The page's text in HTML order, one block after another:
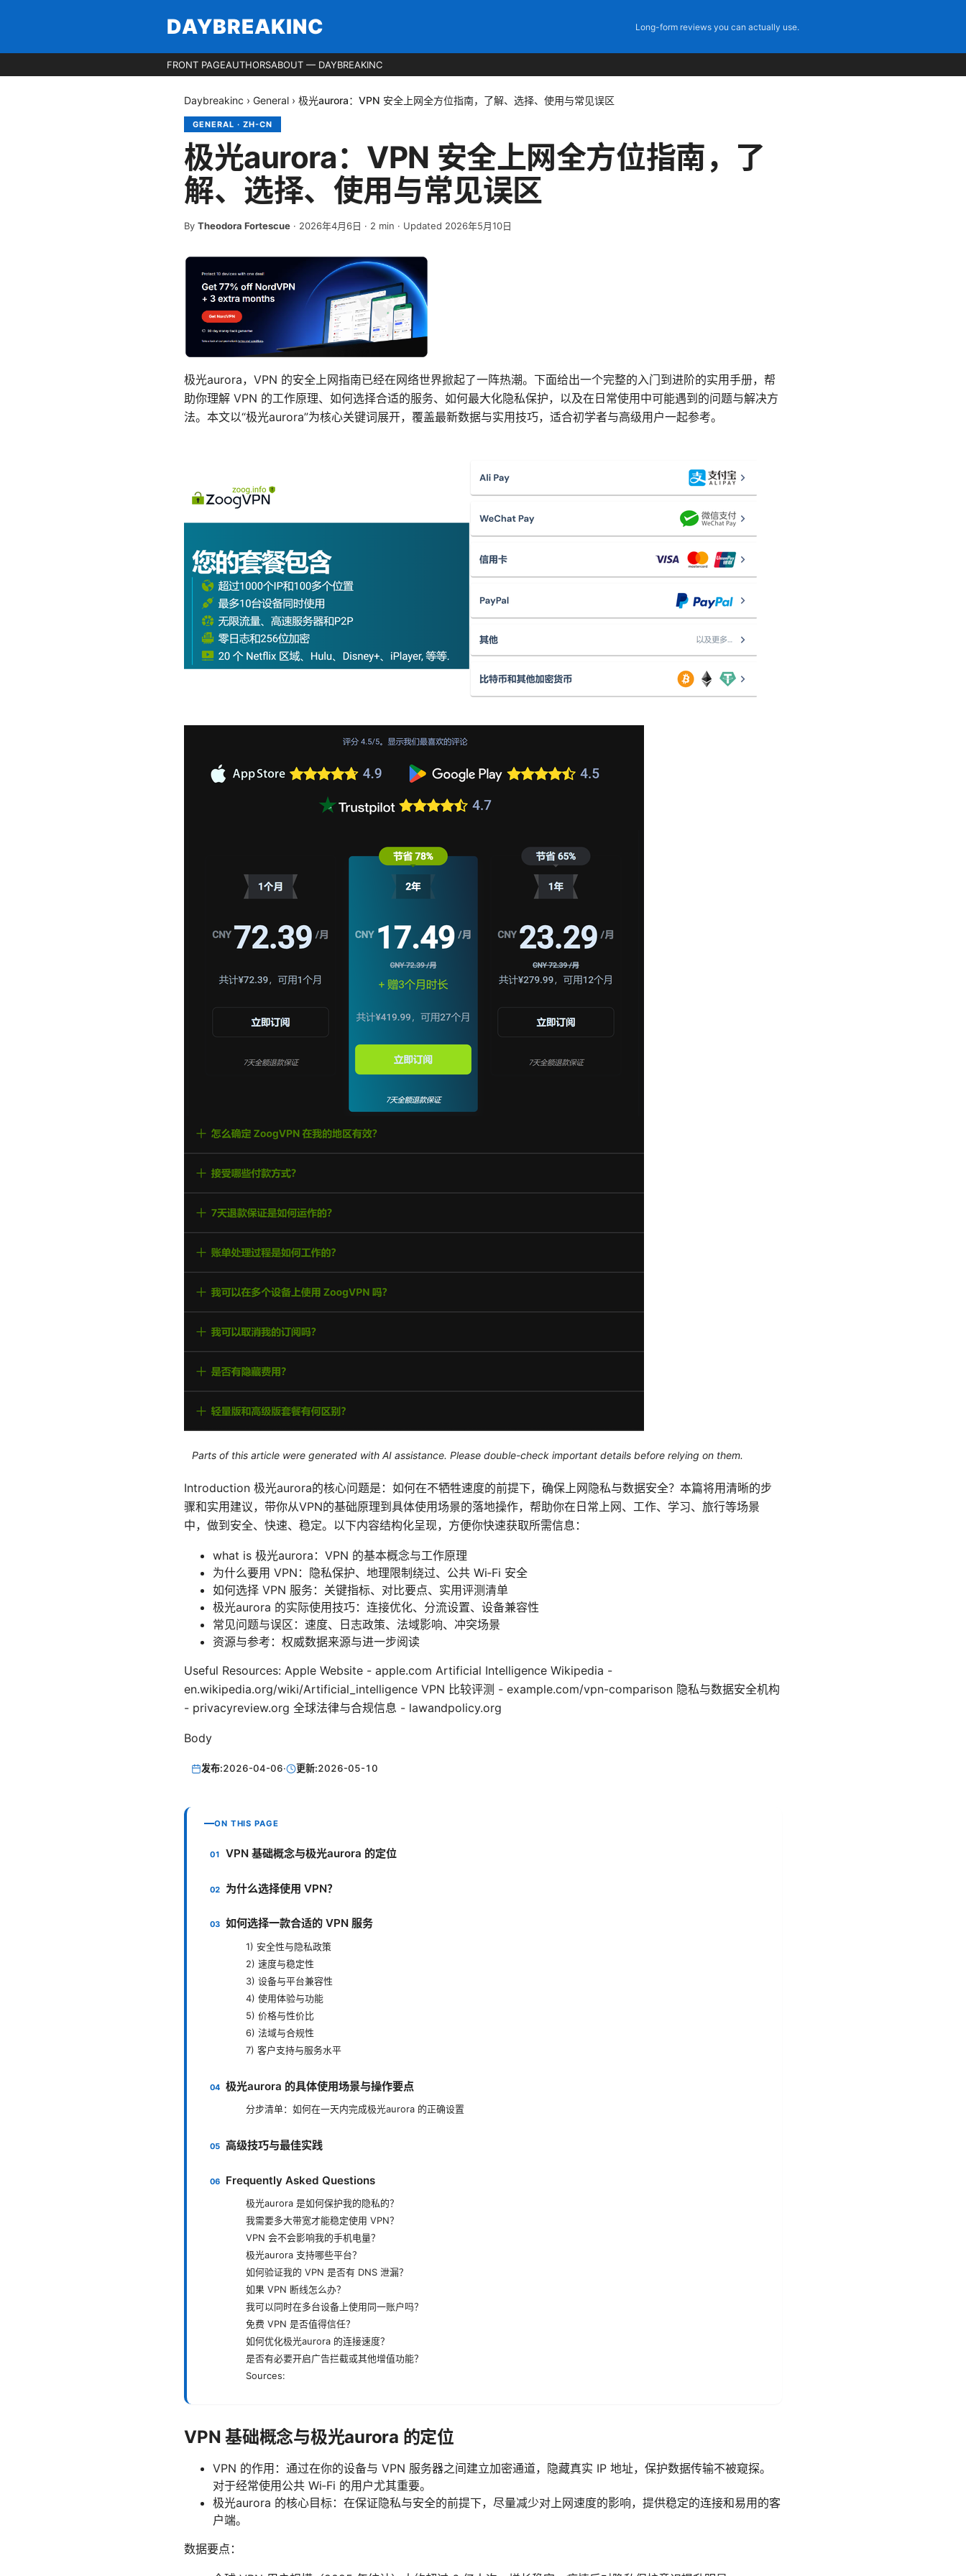
DAYBREAKINC Long-form reviews you can actually use.
FRONT PAGEAUTHORSABOUT — DAYBREAKINC
Daybreakinc › General › 极光aurora：VPN 安全上网全方位指南，了解、选择、使用与常见误区
GENERAL · ZH-CN
极光aurora：VPN 安全上网全方位指南，了
解、选择、使用与常见误区
By Theodora Fortescue · 2026年4月6日 · 2 min · Updated 2026年5月10日
极光aurora，VPN 的安全上网指南已经在网络世界掀起了一阵热潮。下面给出一个完整的入门到进阶的实用手册，帮
助你理解 VPN 的工作原理、如何选择合适的服务、如何最大化隐私保护，以及在日常使用中可能遇到的问题与解决方
法。本文以“极光aurora”为核心关键词展开，覆盖最新数据与实用技巧，适合初学者与高级用户一起参考。
Parts of this article were generated with AI assistance. Please double-check important details before relying on them.
Introduction 极光aurora的核心问题是：如何在不牺牲速度的前提下，确保上网隐私与数据安全？本篇将用清晰的步
骤和实用建议，带你从VPN的基础原理到具体使用场景的落地操作，帮助你在日常上网、工作、学习、旅行等场景
中，做到安全、快速、稳定。以下内容结构化呈现，方便你快速获取所需信息：
what is 极光aurora：VPN 的基本概念与工作原理
为什么要用 VPN：隐私保护、地理限制绕过、公共 Wi‑Fi 安全
如何选择 VPN 服务：关键指标、对比要点、实用评测清单
极光aurora 的实际使用技巧：连接优化、分流设置、设备兼容性
常见问题与误区：速度、日志政策、法域影响、冲突场景
资源与参考：权威数据来源与进一步阅读
Useful Resources: Apple Website - apple.com Artificial Intelligence Wikipedia -
en.wikipedia.org/wiki/Artificial_intelligence VPN 比较评测 - example.com/vpn-comparison 隐私与数据安全机构
- privacyreview.org 全球法律与合规信息 - lawandpolicy.org
Body
发布:2026-04-06· 更新:2026-05-10
ON THIS PAGE
VPN 基础概念与极光aurora 的定位
为什么选择使用 VPN？
如何选择一款合适的 VPN 服务
1) 安全性与隐私政策
2) 速度与稳定性
3) 设备与平台兼容性
4) 使用体验与功能
5) 价格与性价比
6) 法域与合规性
7) 客户支持与服务水平
极光aurora 的具体使用场景与操作要点
分步清单：如何在一天内完成极光aurora 的正确设置
高级技巧与最佳实践
Frequently Asked Questions
极光aurora 是如何保护我的隐私的？
我需要多大带宽才能稳定使用 VPN？
VPN 会不会影响我的手机电量？
极光aurora 支持哪些平台？
如何验证我的 VPN 是否有 DNS 泄漏？
如果 VPN 断线怎么办？
我可以同时在多台设备上使用同一账户吗？
免费 VPN 是否值得信任？
如何优化极光aurora 的连接速度？
是否有必要开启广告拦截或其他增值功能？
Sources:
VPN 基础概念与极光aurora 的定位
VPN 的作用：通过在你的设备与 VPN 服务器之间建立加密通道，隐藏真实 IP 地址，保护数据传输不被窥探。
对于经常使用公共 Wi‑Fi 的用户尤其重要。
极光aurora 的核心目标：在保证隐私与安全的前提下，尽量减少对上网速度的影响，提供稳定的连接和易用的客
户端。
数据要点：